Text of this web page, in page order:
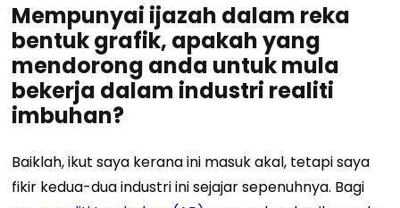
Mempunyai ijazah dalam reka
bentuk grafik, apakah yang
mendorong anda untuk mula
bekerja dalam industri realiti
imbuhan?
Baiklah, ikut saya kerana ini masuk akal, tetapi saya
fikir kedua-dua industri ini sejajar sepenuhnya. Bagi